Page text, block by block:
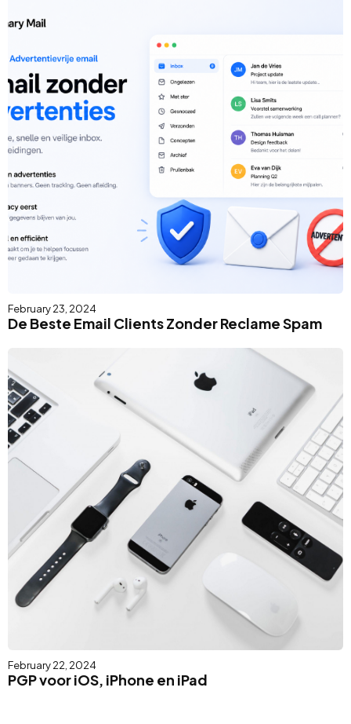
February 23, 2024
De Beste Email Clients Zonder Reclame Spam
February 22, 2024
PGP voor iOS, iPhone en iPad